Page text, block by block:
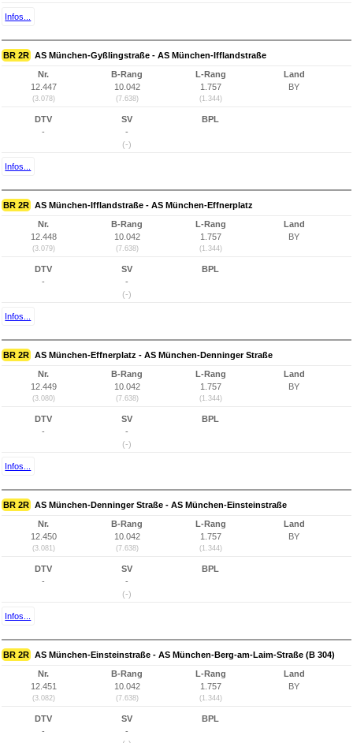
Infos...
BR 2R AS München-Gyßlingstraße - AS München-Ifflandstraße
Nr.
12.447
(3.078)
B-Rang
10.042
(7.638)
L-Rang
1.757
(1.344)
Land
BY
DTV
-
SV
-
(-)
BPL
Infos...
BR 2R AS München-Ifflandstraße - AS München-Effnerplatz
Nr.
12.448
(3.079)
B-Rang
10.042
(7.638)
L-Rang
1.757
(1.344)
Land
BY
DTV
-
SV
-
(-)
BPL
Infos...
BR 2R AS München-Effnerplatz - AS München-Denninger Straße
Nr.
12.449
(3.080)
B-Rang
10.042
(7.638)
L-Rang
1.757
(1.344)
Land
BY
DTV
-
SV
-
(-)
BPL
Infos...
BR 2R AS München-Denninger Straße - AS München-Einsteinstraße
Nr.
12.450
(3.081)
B-Rang
10.042
(7.638)
L-Rang
1.757
(1.344)
Land
BY
DTV
-
SV
-
(-)
BPL
Infos...
BR 2R AS München-Einsteinstraße - AS München-Berg-am-Laim-Straße (B 304)
Nr.
12.451
(3.082)
B-Rang
10.042
(7.638)
L-Rang
1.757
(1.344)
Land
BY
DTV
-
SV
-
BPL